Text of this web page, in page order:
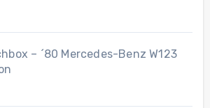
– ´80 Mercedes-Benz W123